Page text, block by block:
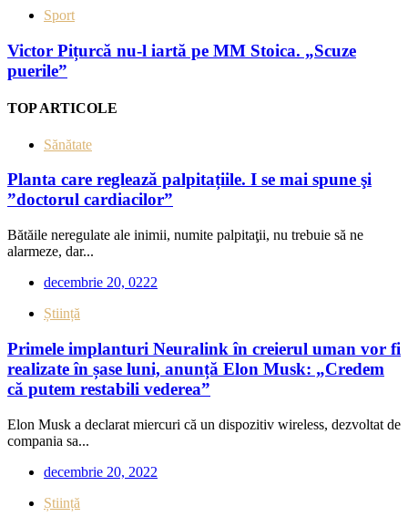
Sport
Victor Pițurcă nu-l iartă pe MM Stoica. „Scuze
puerile”
TOP ARTICOLE
Sănătate
Planta care reglează palpitațiile. I se mai spune şi
”doctorul cardiacilor”
Bătăile neregulate ale inimii, numite palpitaţii, nu trebuie să ne
alarmeze, dar...
decembrie 20, 0222
Știință
Primele implanturi Neuralink în creierul uman vor fi
realizate în șase luni, anunță Elon Musk: „Credem
că putem restabili vederea”
Elon Musk a declarat miercuri că un dispozitiv wireless, dezvoltat de
compania sa...
decembrie 20, 2022
Știință